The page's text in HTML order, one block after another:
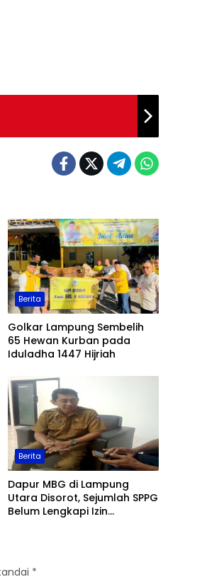
Berita
Golkar Lampung Sembelih
65 Hewan Kurban pada
Iduladha 1447 Hijriah
Berita
Dapur MBG di Lampung
Utara Disorot, Sejumlah SPPG
Belum Lengkapi Izin
*